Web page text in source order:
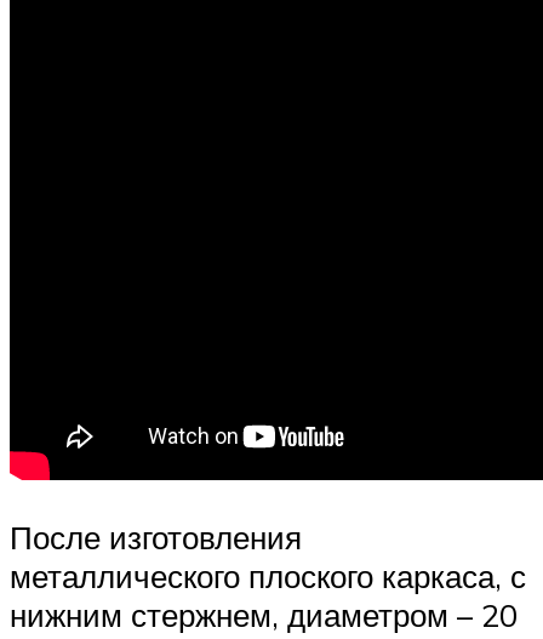
После изготовления
металлического плоского каркаса, с
нижним стержнем, диаметром – 20